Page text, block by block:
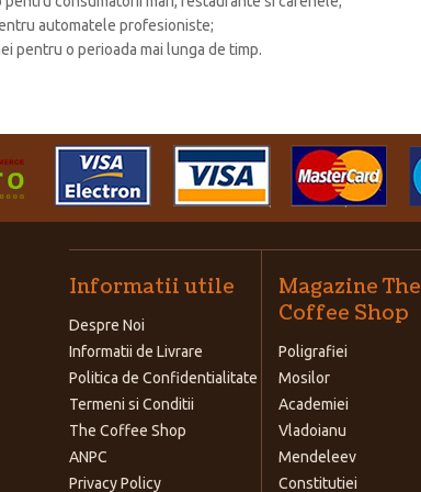
automatele profesioniste;
pentru o perioada mai lunga de timp.
Informatii utile
Despre Noi
Informatii de Livrare
Politica de Confidentialitate
Termeni si Conditii
The Coffee Shop
ANPC
Privacy Policy
Magazine The
Coffee Shop
Poligrafiei
Mosilor
Academiei
Vladoianu
Mendeleev
Constitutiei